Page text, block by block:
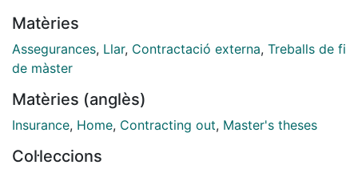
inviable.
Matèries
Assegurances, Llar, Contractació externa, Treballs de fi
de màster
Matèries (anglès)
Insurance, Home, Contracting out, Master's theses
Col·leccions